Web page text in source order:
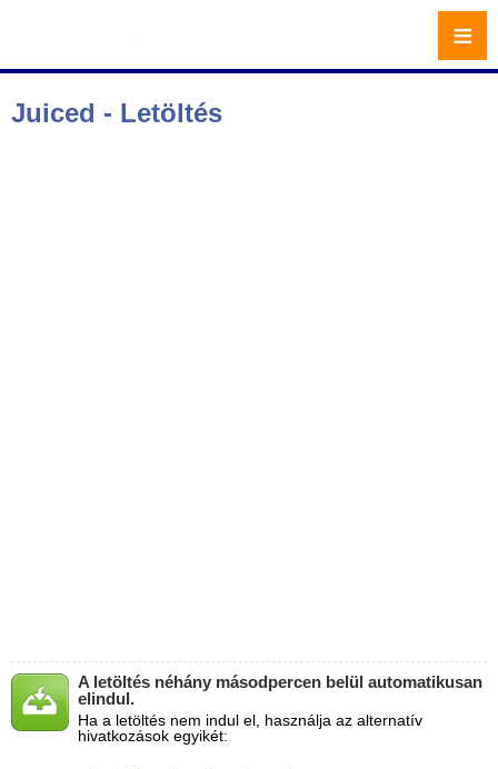
Juiced - Letöltés
A letöltés néhány másodpercen belül automatikusan
elindul.
Ha a letöltés nem indul el, használja az alternatív
hivatkozások egyikét:
≡